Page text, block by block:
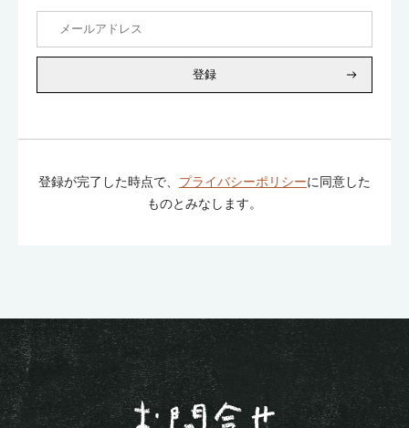
登録
登録が完了した時点で、 プライバシーポリシーに同意した
ものとみなします。